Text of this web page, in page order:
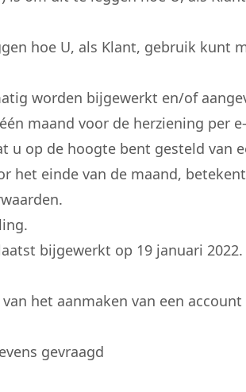
hoe U, als Klant, gebruik kunt
worden bijgewerkt en/of
maand voor de herziening per
u op de hoogte bent gesteld van
het einde van de maand,
bijgewerkt op 19 januari 2022.
het aanmaken van een
gevraagd